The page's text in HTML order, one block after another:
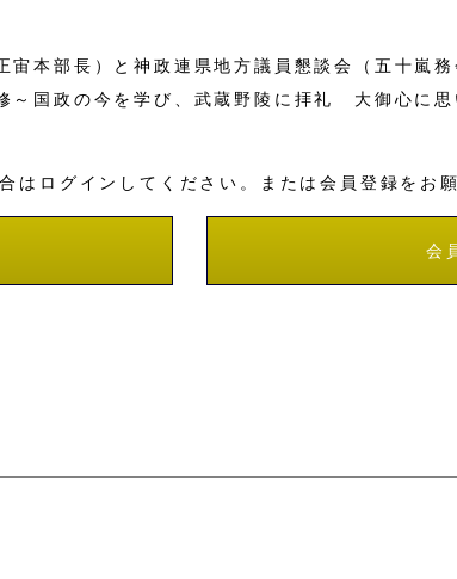
本部長）と神政連県地方議員懇談会（五十嵐
～国政の今を学び、武蔵野陵に拝礼 大御心に
はログインしてください。または会員登録をお
会